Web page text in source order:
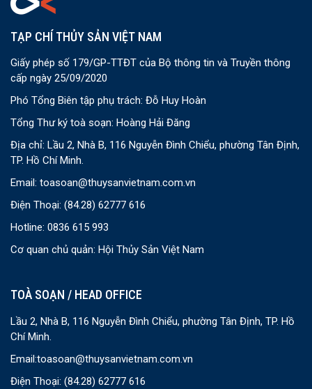
TẠP CHÍ THỦY SẢN VIỆT NAM
Giấy phép số 179/GP-TTĐT của Bộ thông tin và Truyền thông
cấp ngày 25/09/2020
Phó Tổng Biên tập phụ trách: Đỗ Huy Hoàn
Tổng Thư ký toà soạn: Hoàng Hải Đăng
Địa chỉ: Lầu 2, Nhà B, 116 Nguyễn Đình Chiểu, phường Tân Định,
TP. Hồ Chí Minh.
Email: toasoan@thuysanvietnam.com.vn
Điện Thoại: (84.28) 62777 616
Hotline: 0836 615 993
Cơ quan chủ quản: Hội Thủy Sản Việt Nam
TOÀ SOẠN / HEAD OFFICE
Lầu 2, Nhà B, 116 Nguyễn Đình Chiểu, phường Tân Định, TP. Hồ
Chí Minh.
Email:toasoan@thuysanvietnam.com.vn
Điện Thoại: (84.28) 62777 616